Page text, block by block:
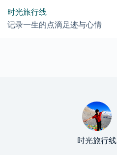
时光旅行线
记录一生的点滴足迹与心情
时光旅行线